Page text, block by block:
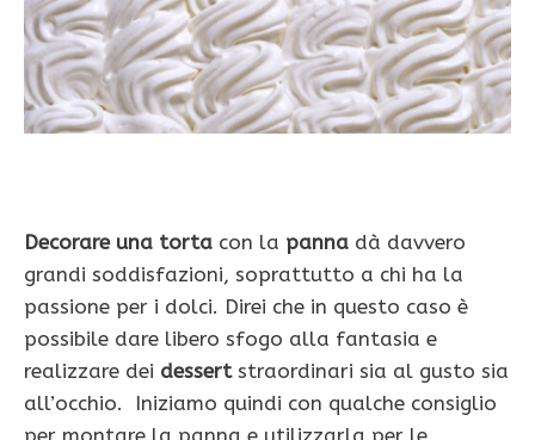
Decorare una torta con la panna dà davvero
grandi soddisfazioni, soprattutto a chi ha la
passione per i dolci. Direi che in questo caso è
possibile dare libero sfogo alla fantasia e
realizzare dei dessertstraordinari sia al gusto sia
all’occhio. Iniziamo quindi con qualche consiglio
per montare la panna e utilizzarla per le